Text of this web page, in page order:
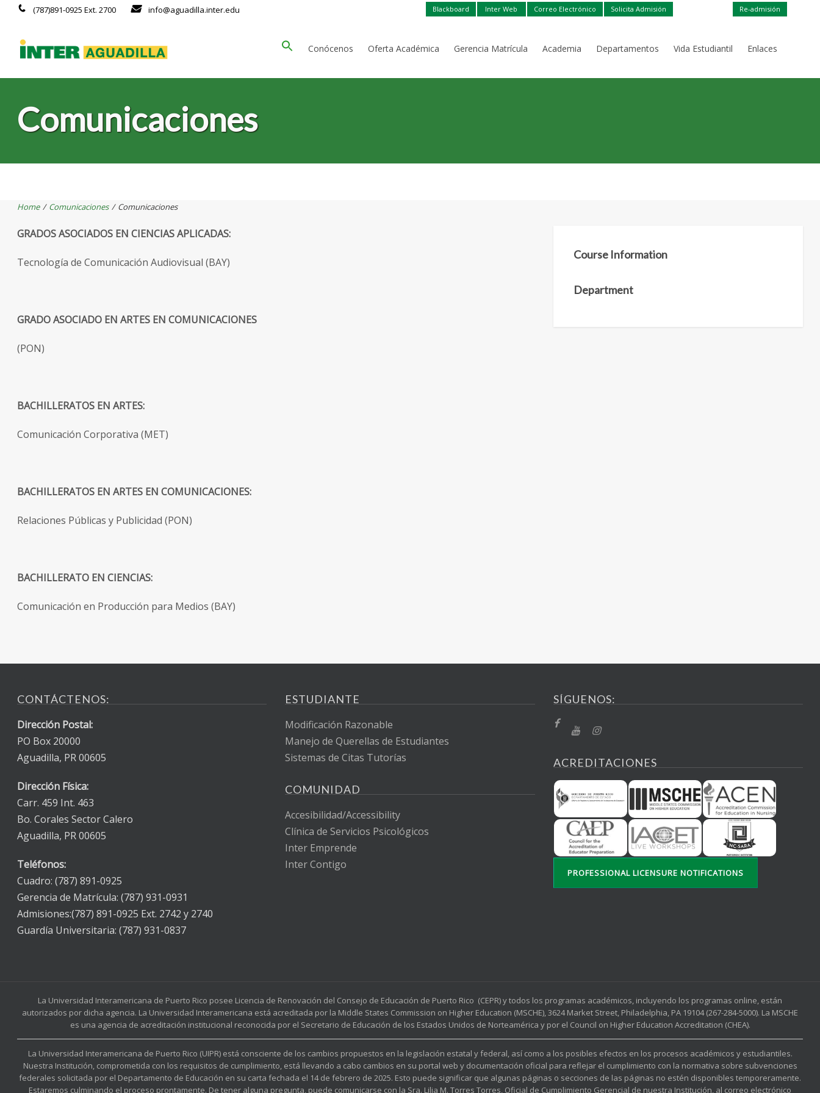
Blackboard Inter Web Correo Electrónico Solicita Admisión Re-admisión
(787)891-0925 Ext. 2700 info@aguadilla.inter.edu
Conócenos Oferta Académica Gerencia Matrícula Academia Departamentos Vida Estudiantil Enlaces
Comunicaciones
Home / Comunicaciones / Comunicaciones
GRADOS ASOCIADOS EN CIENCIAS APLICADAS:
Tecnología de Comunicación Audiovisual (BAY)
GRADO ASOCIADO EN ARTES EN COMUNICACIONES
(PON)
BACHILLERATOS EN ARTES:
Comunicación Corporativa (MET)
BACHILLERATOS EN ARTES EN COMUNICACIONES:
Relaciones Públicas y Publicidad (PON)
BACHILLERATO EN CIENCIAS:
Comunicación en Producción para Medios (BAY)
Course Information
Department
CONTÁCTENOS:
Dirección Postal:
PO Box 20000
Aguadilla, PR 00605
Dirección Física:
Carr. 459 Int. 463
Bo. Corales Sector Calero
Aguadilla, PR 00605
Teléfonos:
Cuadro: (787) 891-0925
Gerencia de Matrícula: (787) 931-0931
Admisiones:(787) 891-0925 Ext. 2742 y 2740
Guardía Universitaria: (787) 931-0837
ESTUDIANTE
Modificación Razonable
Manejo de Querellas de Estudiantes
Sistemas de Citas Tutorías
COMUNIDAD
Accesibilidad/Accessibility
Clínica de Servicios Psicológicos
Inter Emprende
Inter Contigo
SÍGUENOS:
ACREDITACIONES
PROFESSIONAL LICENSURE NOTIFICATIONS
La Universidad Interamericana de Puerto Rico posee Licencia de Renovación del Consejo de Educación de Puerto Rico (CEPR) y todos los programas académicos, incluyendo los programas online, están
autorizados por dicha agencia. La Universidad Interamericana está acreditada por la Middle States Commission on Higher Education (MSCHE), 3624 Market Street, Philadelphia, PA 19104 (267-284-5000). La MSCHE
es una agencia de acreditación institucional reconocida por el Secretario de Educación de los Estados Unidos de Norteamérica y por el Council on Higher Education Accreditation (CHEA).
La Universidad Interamericana de Puerto Rico (UIPR) está consciente de los cambios propuestos en la legislación estatal y federal, así como a los posibles efectos en los procesos académicos y estudiantiles.
Nuestra Institución, comprometida con los requisitos de cumplimiento, está llevando a cabo cambios en su portal web y documentación oficial para reflejar el cumplimiento con la normativa sobre subvenciones
federales solicitada por el Departamento de Educación en su carta fechada el 14 de febrero de 2025. Esto puede significar que algunas páginas o secciones de las páginas no estén disponibles temporeramente.
Estaremos culminando el proceso prontamente. De tener alguna pregunta, puede comunicarse con la Sra. Lilia M. Torres Torres, Oficial de Cumplimiento Gerencial de nuestra Institución, al correo electrónico